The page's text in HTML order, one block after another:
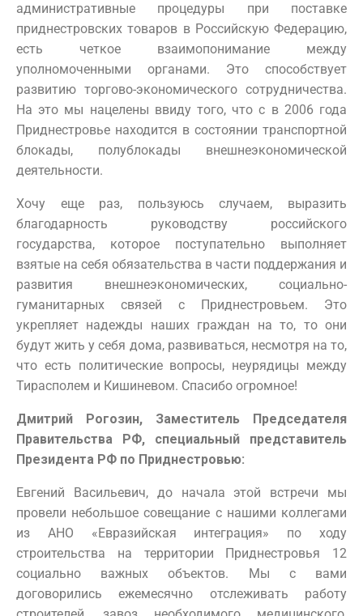
административные процедуры при поставке
приднестровских товаров в Российскую Федерацию,
есть четкое взаимопонимание между
уполномоченными органами. Это способствует
развитию торгово-экономического сотрудничества.
На это мы нацелены ввиду того, что с в 2006 года
Приднестровье находится в состоянии транспортной
блокады, полублокады внешнеэкономической
деятельности.
Хочу еще раз, пользуюсь случаем, выразить
благодарность руководству российского
государства, которое поступательно выполняет
взятые на себя обязательства в части поддержания и
развития внешнеэкономических, социально-
гуманитарных связей с Приднестровьем. Это
укрепляет надежды наших граждан на то, то они
будут жить у себя дома, развиваться, несмотря на то,
что есть политические вопросы, неурядицы между
Тирасполем и Кишиневом. Спасибо огромное!
Дмитрий Рогозин, Заместитель Председателя
Правительства РФ, специальный представитель
Президента РФ по Приднестровью:
Евгений Васильевич, до начала этой встречи мы
провели небольшое совещание с нашими коллегами
из АНО «Евразийская интеграция» по ходу
строительства на территории Приднестровья 12
социально важных объектов. Мы с вами
договорились ежемесячно отслеживать работу